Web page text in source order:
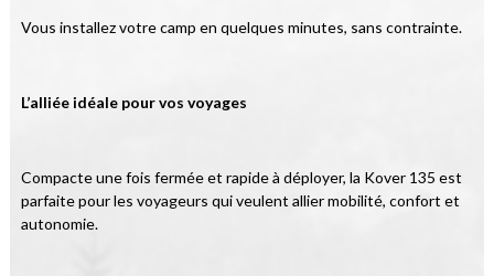
Vous installez votre camp en quelques minutes, sans contrainte.
L’alliée idéale pour vos voyages
Compacte une fois fermée et rapide à déployer, la Kover 135 est
parfaite pour les voyageurs qui veulent allier mobilité, confort et
autonomie.